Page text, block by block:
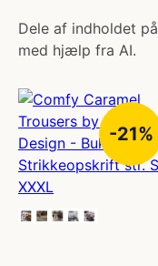
Dele af indholdet
med hjælp fra AI.
-21%